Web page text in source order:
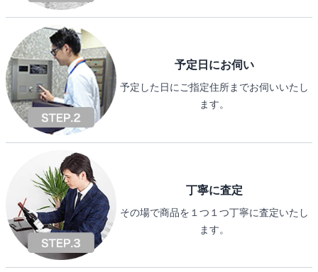
予定日にお伺い
予定した日にご指定住所までお伺いいたし
ます。
丁寧に査定
その場で商品を１つ１つ丁寧に査定いたし
ます。